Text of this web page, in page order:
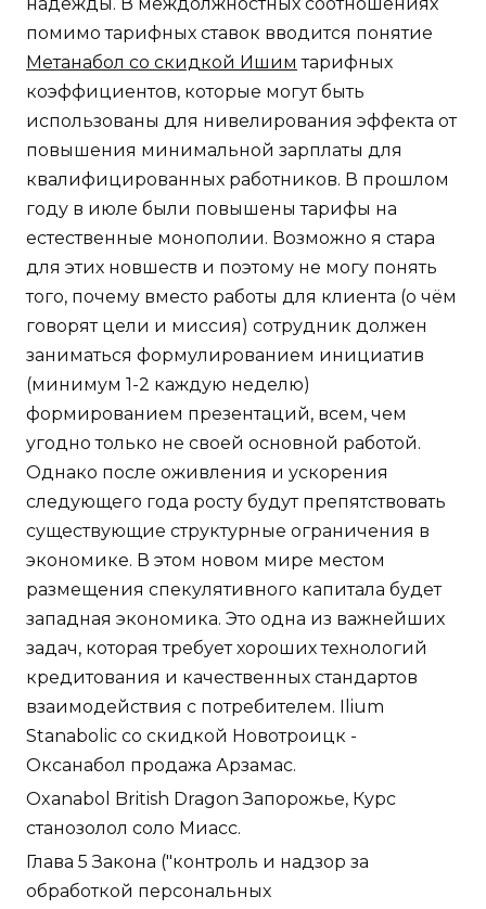
надежды. В междолжностных соотношениях
помимо тарифных ставок вводится понятие
Метанабол со скидкой Ишим тарифных
коэффициентов, которые могут быть
использованы для нивелирования эффекта от
повышения минимальной зарплаты для
квалифицированных работников. В прошлом
году в июле были повышены тарифы на
естественные монополии. Возможно я стара
для этих новшеств и поэтому не могу понять
того, почему вместо работы для клиента (о чём
говорят цели и миссия) сотрудник должен
заниматься формулированием инициатив
(минимум 1-2 каждую неделю)
формированием презентаций, всем, чем
угодно только не своей основной работой.
Однако после оживления и ускорения
следующего года росту будут препятствовать
существующие структурные ограничения в
экономике. В этом новом мире местом
размещения спекулятивного капитала будет
западная экономика. Это одна из важнейших
задач, которая требует хороших технологий
кредитования и качественных стандартов
взаимодействия с потребителем. Ilium
Stanabolic со скидкой Новотроицк -
Оксанабол продажа Арзамас.
Oxanabol British Dragon Запорожье, Курс
станозолол соло Миасс.
Глава 5 Закона ("контроль и надзор за
обработкой персональных